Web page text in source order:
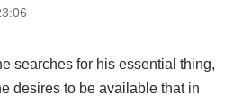
searches for his essential thing,
desires to be available that in